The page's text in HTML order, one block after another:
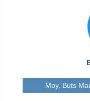
Moy. Buts